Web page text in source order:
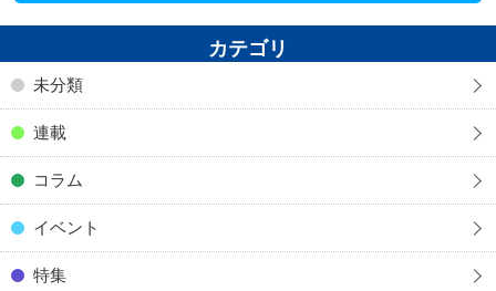
カテゴリ
未分類
連載
コラム
イベント
特集